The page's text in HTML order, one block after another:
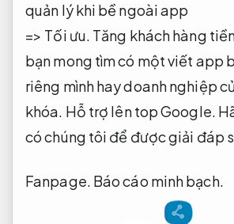
quản lý khi bề ngoài app
=> Tối ưu. Tăng khách hàng
bạn mong tìm có một viết app
riêng mình hay doanh nghiệp
khóa. Hỗ trợ lên top Google.
có chúng tôi để được giải đáp
Fanpage. Báo cáo minh bạch.